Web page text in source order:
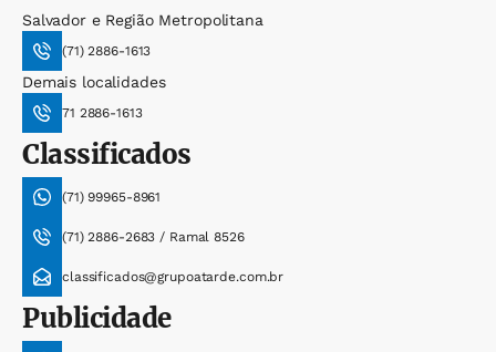
Salvador e Região Metropolitana
(71) 2886-1613
Demais localidades
71 2886-1613
Classificados
(71) 99965-8961
(71) 2886-2683 / Ramal 8526
classificados@grupoatarde.com.br
Publicidade